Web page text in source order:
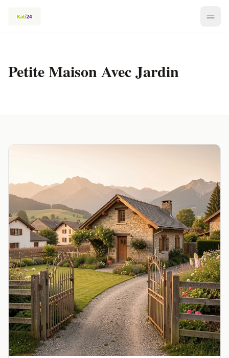
Petite Maison Avec Jardin